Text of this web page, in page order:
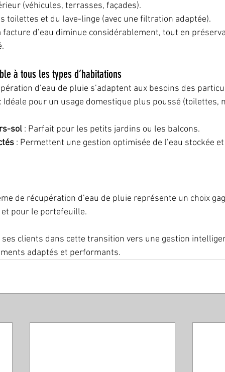
(véhicules, terrasses, façades).
toilettes et du lave-linge (avec une filtration adaptée).
facture d’eau diminue considérablement, tout en
à tous les types d’habitations
d’eau de pluie s’adaptent aux besoins des
Idéale pour un usage domestique plus poussé (toilettes,
sol : Parfait pour les petits jardins ou les balcons.
: Permettent une gestion optimisée de l’eau stockée
de récupération d’eau de pluie représente un choix
pour le portefeuille.
ses clients dans cette transition vers une gestion
adaptés et performants.